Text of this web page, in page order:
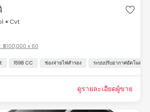
Cvt
฿100,000 x 60
1598 CC ช่องจ่ายไฟสำรอง ระบบปรับอากาศอัตโนมัติ
ดูรายละเอียดผู้ขาย